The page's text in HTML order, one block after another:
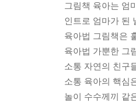
그림책 육아는 엄
인트로 엄마가 된
육아법 그림책은
육아법 가뿐한 그
소통 자연의 친구
소통 육아의 핵심
놀이 수수께끼 같